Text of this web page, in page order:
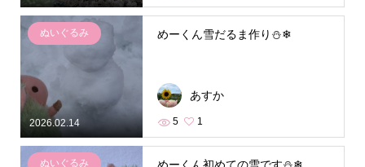
2026.02.14
ぬいぐるみ めーくん雪だるま作り⛄❄
あすか
5 1
ぬいぐるみ